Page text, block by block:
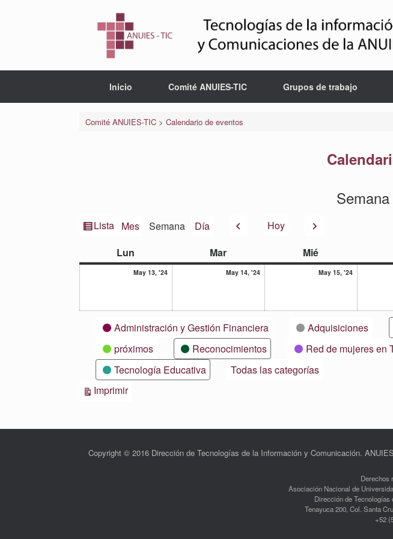
Inicio Comité ANUIES-TIC Grupos de trabajo
Comité ANUIES-TIC> Calendario de eventos
Ver
Lista Mes Semana Día AnteriorHoy Siguiente
Lun Marmartes Miémiércoles
May 13, '2413
May 14, '2414
May 15, '2415
CategoríasAdministración y Gestión Financiera Adquisiciones
próximos
Reconocimientos Red de mujeres en
Tecnología Educativa
Todas las categorías
ImprimirVistas
Copyright © 2016 Dirección de Tecnologías de la Información y Comunicación. ANUIES
Derechos
Asociación Nacional de
Dirección de
Tenayuca 200, Col. Santa
+52